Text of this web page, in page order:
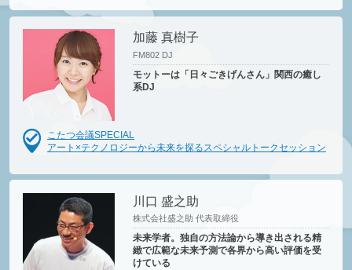
加藤 真樹子
FM802 DJ
モットーは「日々ごきげんさん」関西の癒し
系DJ
こたつ会議SPECIAL
アート×テクノロジーから未来を探るスペシャルトークセッション
川口 盛之助
株式会社盛之助 代表取締役
未来学者。独自の方法論から導き出される精
緻で広範な未来予測で各界から高い評価を受
けている